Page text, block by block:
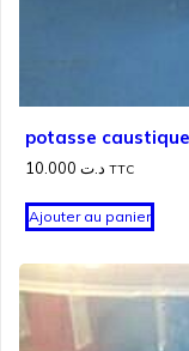
potasse
د.ت TTC
Ajouter au panier